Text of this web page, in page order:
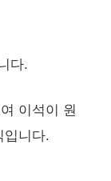
다.
이석이 원
입니다.